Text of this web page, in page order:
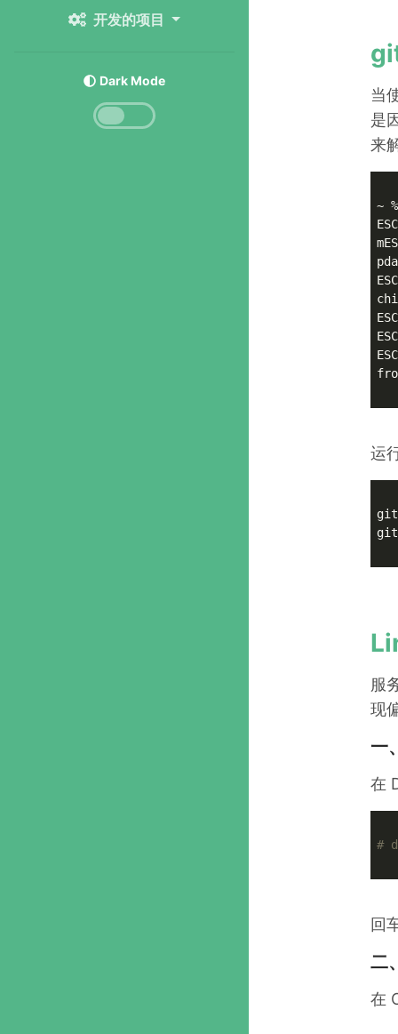
开发的项目
Dark Mode
当
是
来
~
运
服
现
一
在
#
回
二
在